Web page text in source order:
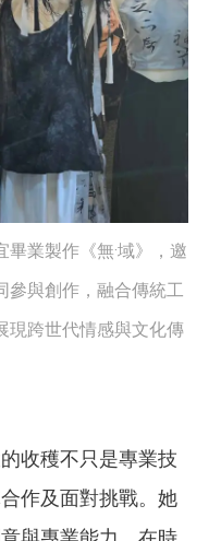
業製作《無·域》，邀
參與創作，融合傳統工
現跨世代情感與文化傳
收穫不只是專業技
作及面對挑戰。她